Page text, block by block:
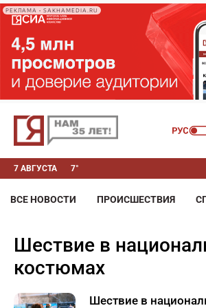
РЕКЛАМА • SAKHAMEDIA.RU
7 АВГУСТА 7°
ВСЕ НОВОСТИ ПРОИСШЕСТВИЯ
шествие в национальных
костюмах
Шествие в